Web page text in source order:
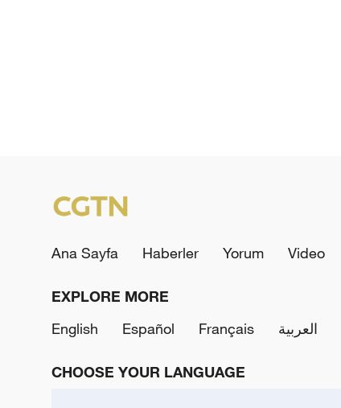
Ana Sayfa Haberler Yorum Video
EXPLORE MORE
English
Español Français العربية
CHOOSE YOUR LANGUAGE